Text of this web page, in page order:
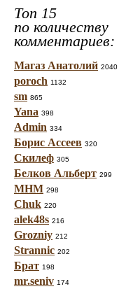
Топ 15
по количеству
комментариев:
Магаз Анатолий 2040
poroch 1132
sm 865
Yana 398
Admin 334
Борис Ассеев 320
Скилеф 305
Белков Альберт 299
МНМ 298
Chuk 220
alek48s 216
Grozniy 212
Strannic 202
Брат 198
mr.seniv 174